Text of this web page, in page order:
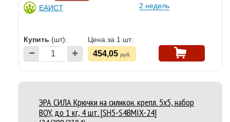
ЕАИСТ
2 недель
Купить (шт): Цена за 1 шт:
454,05 руб.
ЭРА СИЛА Крючки на силикон. крепл. 5х5, набор
BOY, до 1 кг, 4 шт. [SH5-S4BMIX-24]